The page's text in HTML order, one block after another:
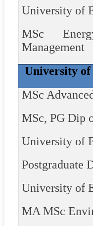
University of
MSc
Management
University of
MSc
MSc, PG Dip
University of
Postgraduate
University of
MA MSc